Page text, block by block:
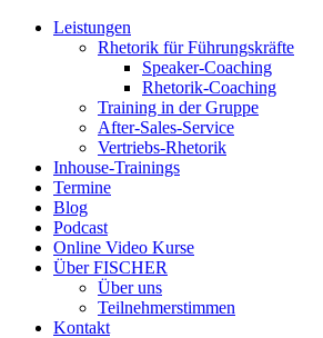
Leistungen
Rhetorik für Führungskräfte
Speaker-Coaching
Rhetorik-Coaching
Training in der Gruppe
After-Sales-Service
Vertriebs-Rhetorik
Inhouse-Trainings
Termine
Blog
Podcast
Online Video Kurse
Über FISCHER
Über uns
Teilnehmerstimmen
Kontakt